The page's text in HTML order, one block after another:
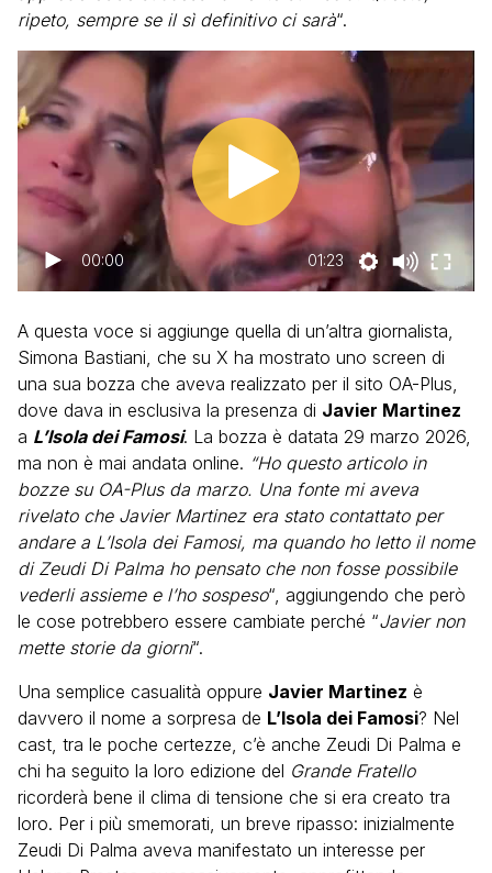
ripeto, sempre se il sì definitivo ci sarà“.
00:00 01:23
A questa voce si aggiunge quella di un’altra giornalista,
Simona Bastiani, che su X ha mostrato uno screen di
una sua bozza che aveva realizzato per il sito OA-Plus,
dove dava in esclusiva la presenza di Javier Martinez
a L’Isola dei Famosi. La bozza è datata 29 marzo 2026,
ma non è mai andata online. “Ho questo articolo in
bozze su OA-Plus da marzo. Una fonte mi aveva
rivelato che Javier Martinez era stato contattato per
andare a L’Isola dei Famosi, ma quando ho letto il nome
di Zeudi Di Palma ho pensato che non fosse possibile
vederli assieme e l’ho sospeso“, aggiungendo che però
le cose potrebbero essere cambiate perché “Javier non
mette storie da giorni“.
Una semplice casualità oppure Javier Martinez è
davvero il nome a sorpresa de L’Isola dei Famosi? Nel
cast, tra le poche certezze, c’è anche Zeudi Di Palma e
chi ha seguito la loro edizione del Grande Fratello
ricorderà bene il clima di tensione che si era creato tra
loro. Per i più smemorati, un breve ripasso: inizialmente
Zeudi Di Palma aveva manifestato un interesse per